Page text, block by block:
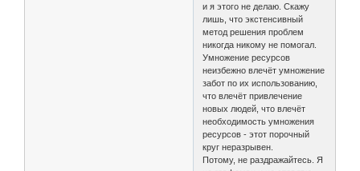
и я этого не делаю. Скажу
лишь, что экстенсивный
метод решения проблем
никогда никому не помогал.
Умножение ресурсов
неизбежно влечёт умножение
забот по их использованию,
что влечёт привлечение
новых людей, что влечёт
необходимость умножения
ресурсов - этот порочный
круг неразрывен.
Потому, не раздражайтесь. Я